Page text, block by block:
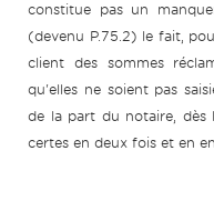
constitue pas un
(devenu P.75.2) le fait,
client des sommes
qu'elles ne soient pas
de la part du notaire, dès
certes en deux fois et en